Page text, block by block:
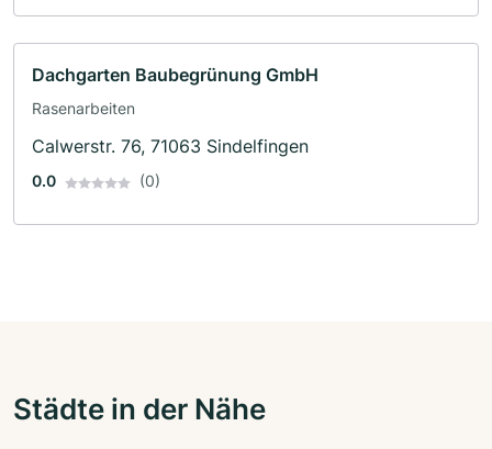
Dachgarten Baubegrünung GmbH
Rasenarbeiten
Calwerstr. 76, 71063 Sindelfingen
0.0 (0)
Städte in der Nähe